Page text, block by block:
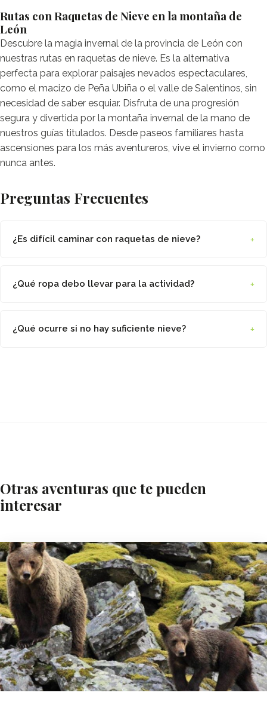
Rutas con Raquetas de Nieve en la montaña de
León
Descubre la magia invernal de la provincia de León con
nuestras rutas en raquetas de nieve. Es la alternativa
perfecta para explorar paisajes nevados espectaculares,
como el macizo de Peña Ubiña o el valle de Salentinos, sin
necesidad de saber esquiar. Disfruta de una progresión
segura y divertida por la montaña invernal de la mano de
nuestros guías titulados. Desde paseos familiares hasta
ascensiones para los más aventureros, vive el invierno como
nunca antes.
Preguntas Frecuentes
¿Es difícil caminar con raquetas de nieve? +
¿Qué ropa debo llevar para la actividad? +
¿Qué ocurre si no hay suficiente nieve? +
Otras aventuras que te pueden
interesar